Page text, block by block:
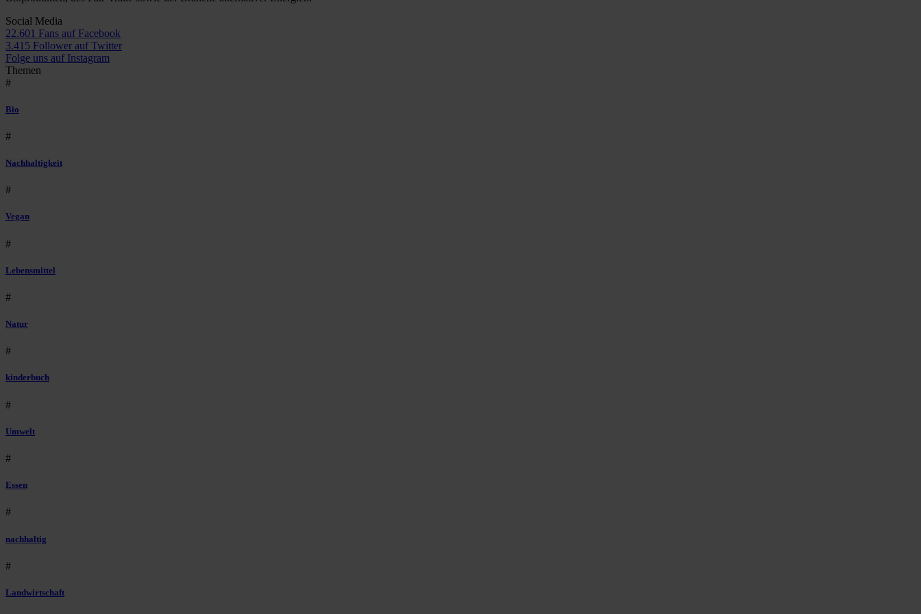
Social Media
22.601 Fans auf Facebook
3.415 Follower auf Twitter
Folge uns auf Instagram
Themen
#
Bio
#
Nachhaltigkeit
#
Vegan
#
Lebensmittel
#
Natur
#
kinderbuch
#
Umwelt
#
Essen
#
nachhaltig
#
Landwirtschaft